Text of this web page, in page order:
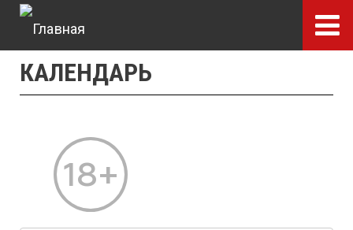
Перейти
основному
содержанию
КАЛЕНДАРЬ